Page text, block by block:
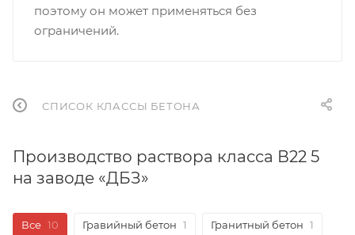
поэтому он может применяться без
ограничений.
СПИСОК КЛАССЫ БЕТОНА
Производство раствора класса В22 5
на заводе «ДБЗ»
Все 10 Гравийный бетон 1 Гранитный бетон 1